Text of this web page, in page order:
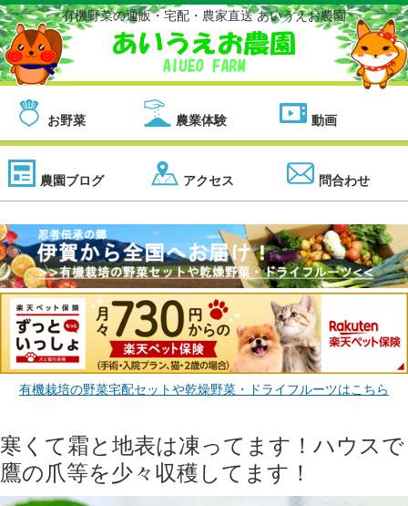
有機野菜の通販・宅配・農家直送 あいうえお農園
お野菜 農業体験 動画
農園ブログ アクセス 問合わせ
有機栽培の野菜宅配セットや乾燥野菜・ドライフルーツはこちら
寒くて霜と地表は凍ってます！ハウスで
鷹の爪等を少々収穫してます！